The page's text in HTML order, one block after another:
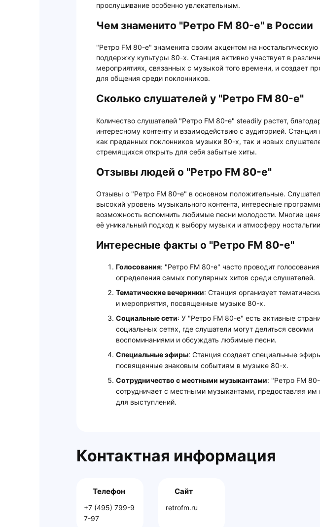
прослушивание особенно увлекательным.
Чем знаменито "Ретро FM 80-е" в России
"Ретро FM 80-е" знаменита своим акцентом на
поддержку культуры 80-х. Станция активно участвует в
мероприятиях, связанных с музыкой того времени, и создает
для общения среди поклонников.
Сколько слушателей у "Ретро FM 80-е"
Количество слушателей "Ретро FM 80-е" steadily растет,
интересному контенту и взаимодействию с аудиторией. Станция
как преданных поклонников музыки 80-х, так и новых
стремящихся открыть для себя забытые хиты.
Отзывы людей о "Ретро FM 80-е"
Отзывы о "Ретро FM 80-е" в основном положительные.
высокий уровень музыкального контента, интересные
возможность вспомнить любимые песни молодости. Многие
её уникальный подход к выбору музыки и атмосферу
Интересные факты о "Ретро FM 80-е"
Голосования: "Ретро FM 80-е" часто проводит
определения самых популярных хитов среди слушателей.
Тематические вечеринки: Станция организует
и мероприятия, посвященные музыке 80-х.
Социальные сети: У "Ретро FM 80-е" есть активные
социальных сетях, где слушатели могут делиться своими
воспоминаниями и обсуждать любимые песни.
Специальные эфиры: Станция создает специальные
посвященные знаковым событиям в музыке 80-х.
Сотрудничество с местными музыкантами: "Ретро FM
сотрудничает с местными музыкантами, предоставляя им
для выступлений.
Контактная информация
Телефон
+7 (495) 799-9
7-97
Сайт
retrofm.ru